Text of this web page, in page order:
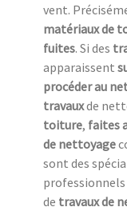
vent.
matériaux de
fuites. Si des
apparaissent
procéder au
travauxde
toiture, faites
de nettoyage
sont des
de travaux de